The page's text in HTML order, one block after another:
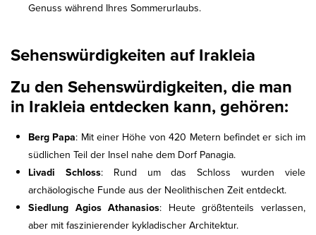
Genuss während Ihres Sommerurlaubs.
Sehenswürdigkeiten auf Irakleia
Zu den Sehenswürdigkeiten, die man
in Irakleia entdecken kann, gehören:
Berg Papa: Mit einer Höhe von 420 Metern befindet er sich im
südlichen Teil der Insel nahe dem Dorf Panagia.
Livadi Schloss: Rund um das Schloss wurden viele
archäologische Funde aus der Neolithischen Zeit entdeckt.
Siedlung Agios Athanasios: Heute größtenteils verlassen,
aber mit faszinierender kykladischer Architektur.